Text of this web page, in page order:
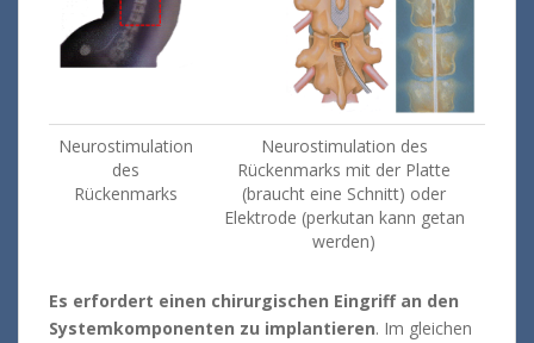
Neurostimulation
des
Rückenmarks
Neurostimulation des
Rückenmarks mit der Platte
(braucht eine Schnitt) oder
Elektrode (perkutan kann getan
werden)
Es erfordert einen chirurgischen Eingriff an den
Systemkomponenten zu implantieren. Im gleichen